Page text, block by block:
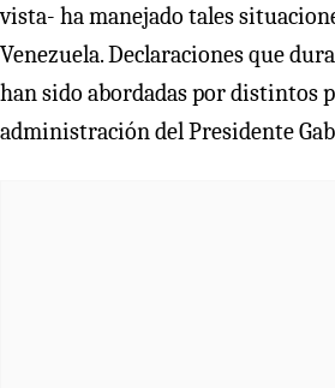
vista- ha manejado tales
Venezuela. Declaraciones que
han sido abordadas por distintos
administración del Presidente